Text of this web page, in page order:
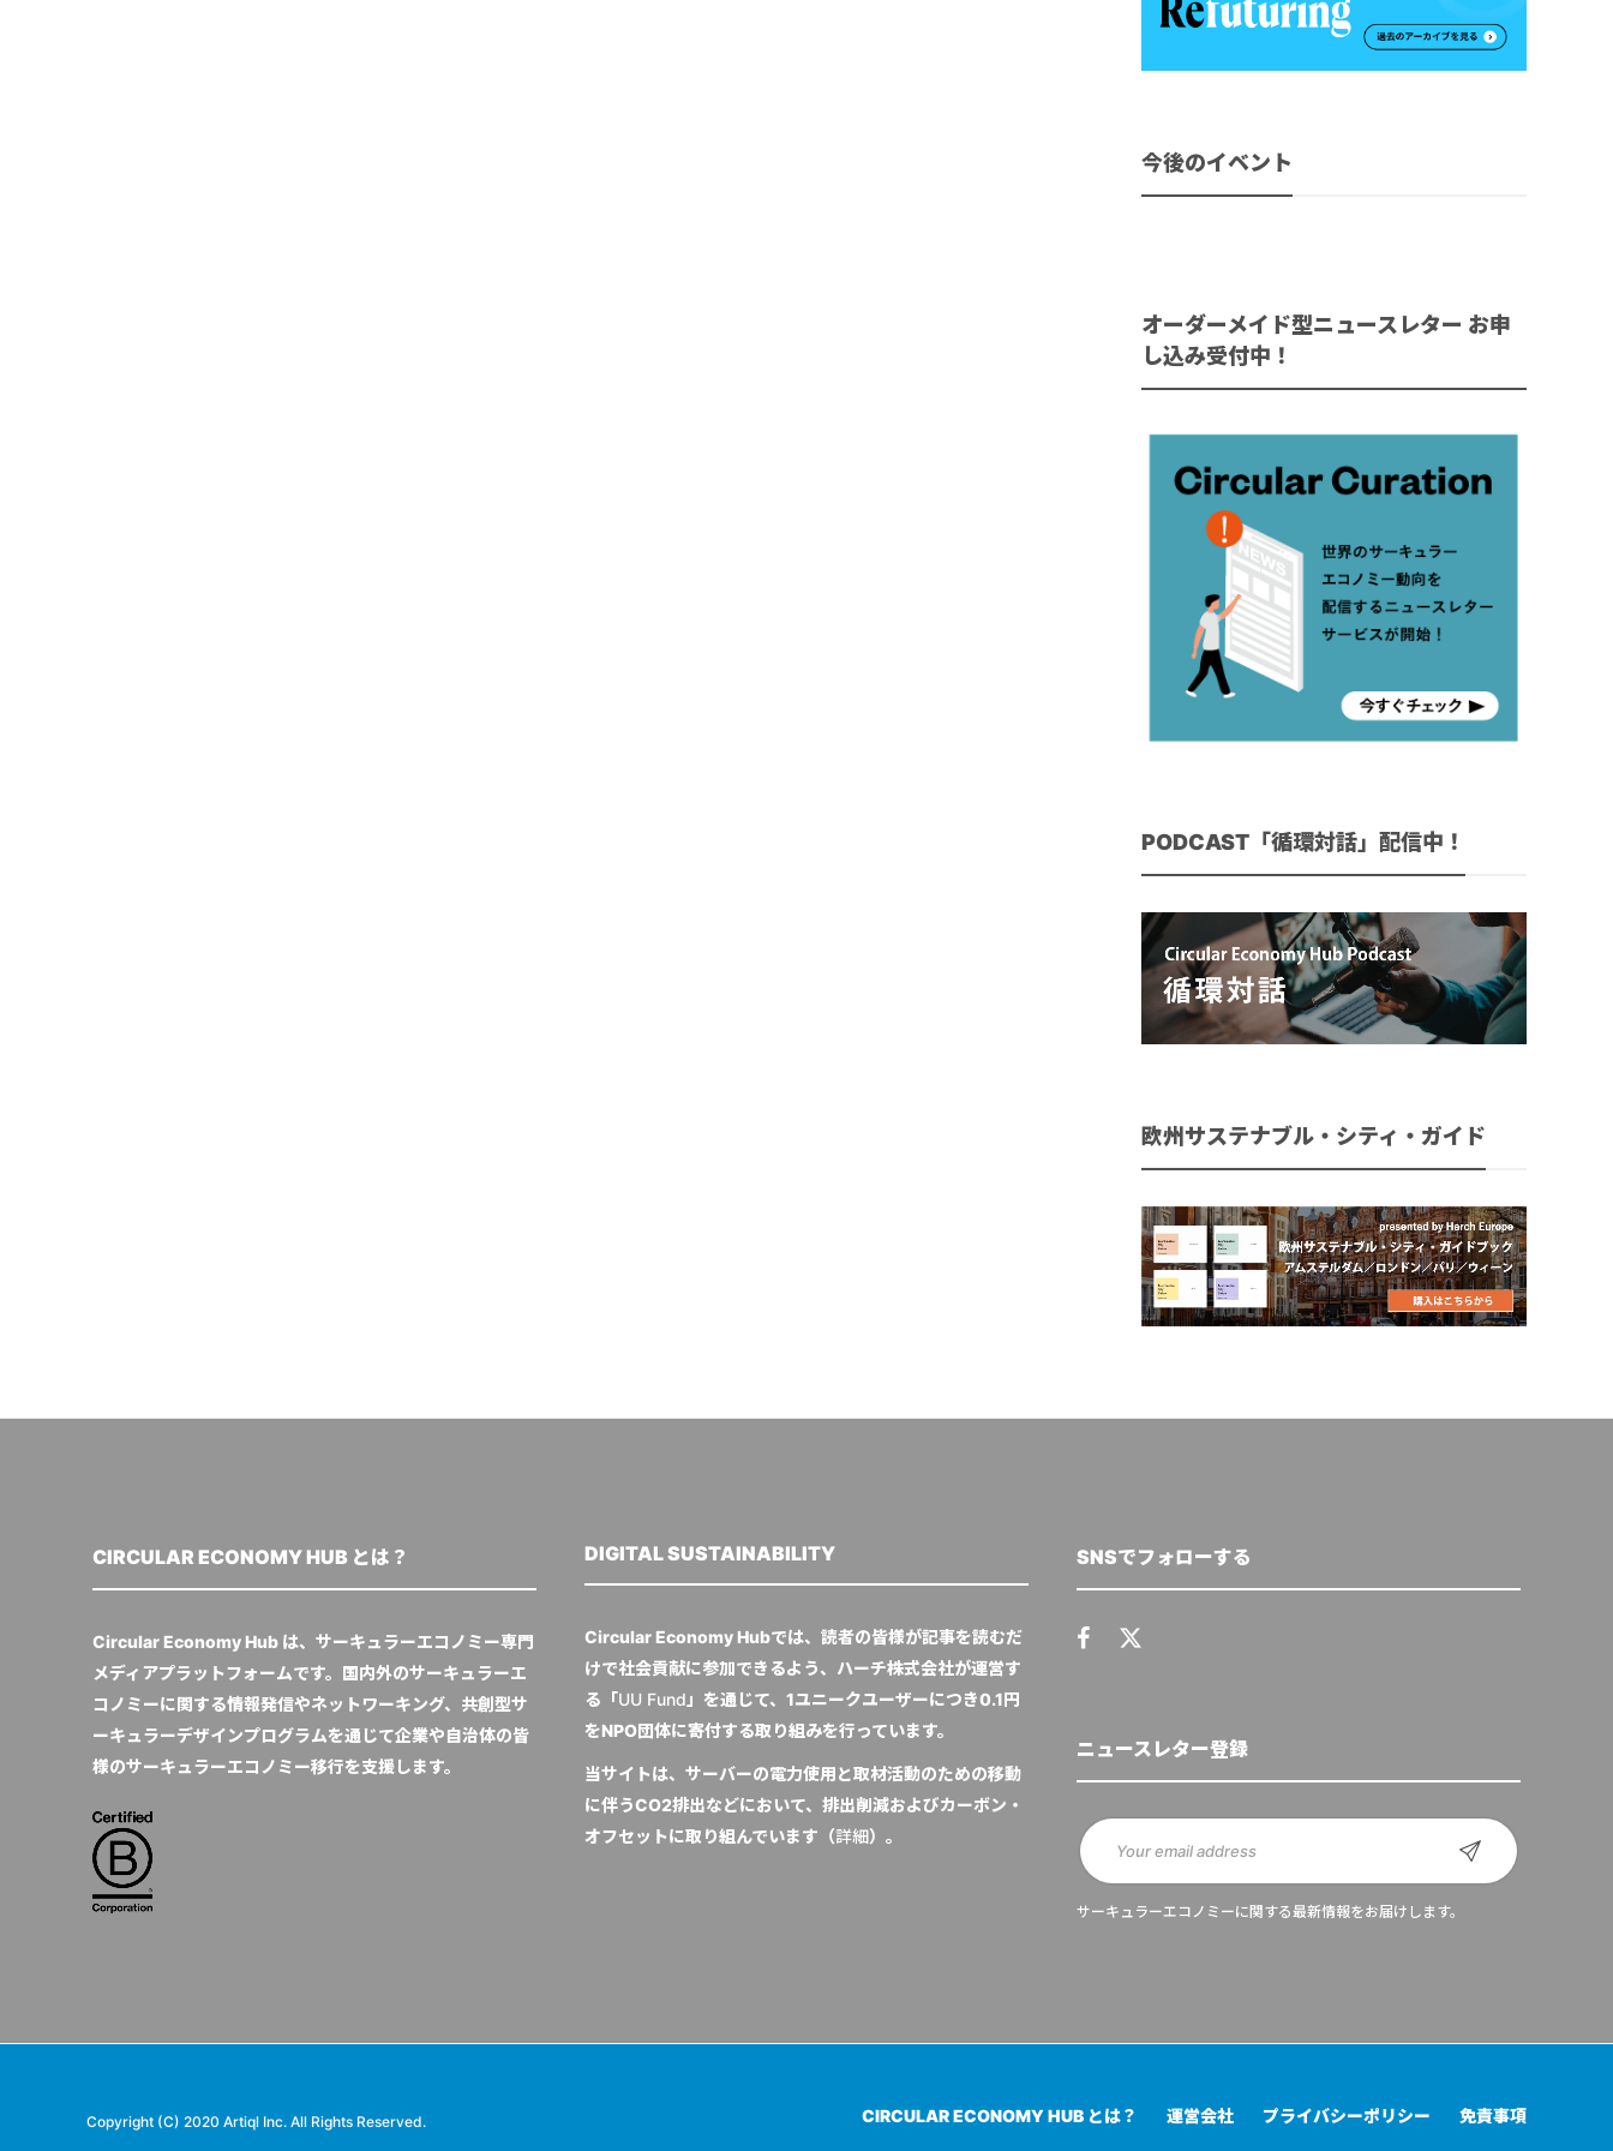
今後のイベント
オーダーメイド型ニュースレター お申
し込み受付中！
PODCAST「循環対話」配信中！
欧州サステナブル・シティ・ガイド
CIRCULAR ECONOMY HUB とは？
Circular Economy Hub は、サーキュラーエコノミー専門
メディアプラットフォームです。国内外のサーキュラーエ
コノミーに関する情報発信やネットワーキング、共創型サ
ーキュラーデザインプログラムを通じて企業や自治体の皆
様のサーキュラーエコノミー移行を支援します。
DIGITAL SUSTAINABILITY
Circular Economy Hubでは、読者の皆様が記事を読むだ
けで社会貢献に参加できるよう、ハーチ株式会社が運営す
る「UU Fund」を通じて、1ユニークユーザーにつき0.1円
をNPO団体に寄付する取り組みを行っています。
当サイトは、サーバーの電力使用と取材活動のための移動
に伴うCO2排出などにおいて、排出削減およびカーボン・
オフセットに取り組んでいます（詳細）。
SNSでフォローする
ニュースレター登録
サーキュラーエコノミーに関する最新情報をお届けします。
Copyright (C) 2020 Artiql Inc. All Rights Reserved. CIRCULAR ECONOMY HUB とは？ 運営会社 プライバシーポリシー 免責事項